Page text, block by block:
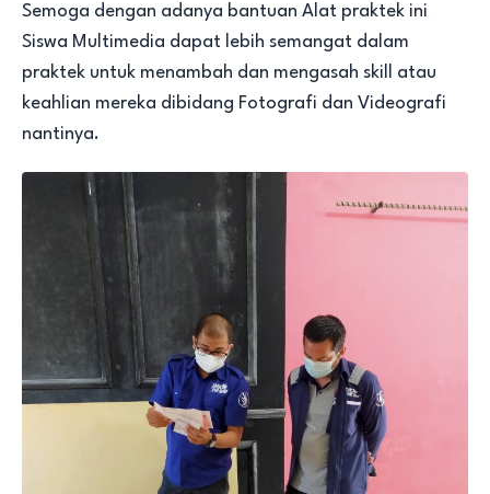
Semoga dengan adanya bantuan Alat praktek ini
Siswa Multimedia dapat lebih semangat dalam
praktek untuk menambah dan mengasah skill atau
keahlian mereka dibidang Fotografi dan Videografi
nantinya.